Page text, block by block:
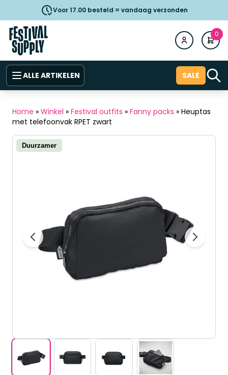
Voor 17.00 besteld = vandaag verzonden
0
ALLE ARTIKELEN SALE
Home » Winkel » Festival outfits » Fanny packs » Heuptas
met telefoonvak RPET zwart
Duurzamer